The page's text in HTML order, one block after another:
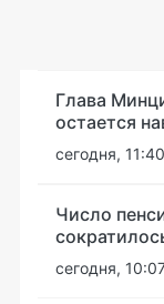
Глава
остается
сегодня, 11:40
Число
сегодня,